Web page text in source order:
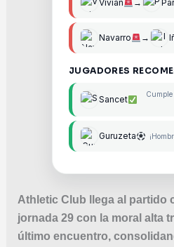
Vivian →
Navarro →
JUGADORES
Sancet
Guruzeta
Athletic Club llega al partido
jornada 29 con la moral alta
último encuentro,